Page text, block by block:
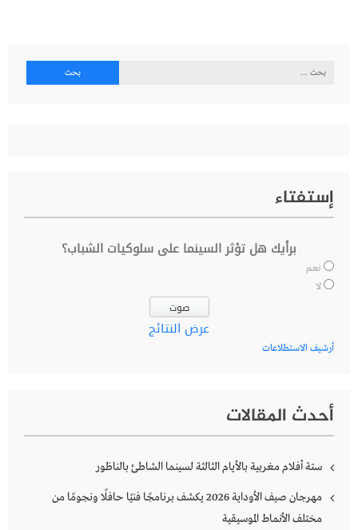
البحث
إستفتاء
برأيك هل تؤثر السينما على سلوكيات الشباب؟
نعم
لا
عرض النتائج
أرشيف الاستطلاعات
أحدث المقالات
ستة أفلام مغربية بالأيام الثالثة لسينما الشاطئ بالناظور
مهرجان صيف الأوداية 2026 يكشف برنامجًا فنيًا حافلًا ونجومًا من
مختلف الأنماط الموسيقية